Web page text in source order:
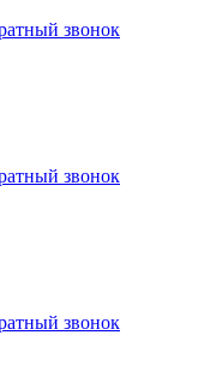
звонок
звонок
звонок